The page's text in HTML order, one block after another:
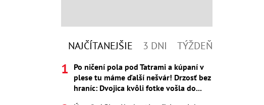
NAJČÍTANEJŠIE 3 DNI TÝŽDEŇ
Po ničení pola pod Tatrami a kúpaní v
plese tu máme ďalší nešvár! Drzosť bez
hraníc: Dvojica kvôli fotke vošla do...